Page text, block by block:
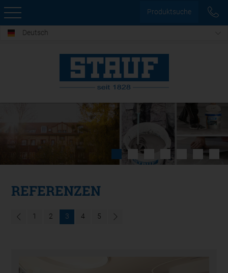
Produktsuche
Deutsch
REFERENZEN
1 2 3 4 5